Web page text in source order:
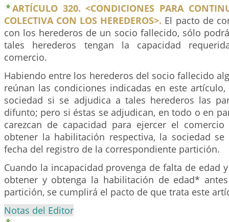
ARTÍCULO 320. <CONDICIONES PARA
COLECTIVA CON LOS HEREDEROS>. El pacto de
con los herederos de un socio fallecido, sólo
tales herederos tengan la capacidad
comercio.
Habiendo entre los herederos del socio fallecido
reúnan las condiciones indicadas en este
sociedad si se adjudica a tales herederos las
difunto; pero si éstas se adjudican, en todo o en
carezcan de capacidad para ejercer el
obtener la habilitación respectiva, la sociedad
fecha del registro de la correspondiente partición.
Cuando la incapacidad provenga de falta de edad
obtener y obtenga la habilitación de edad*
partición, se cumplirá el pacto de que trata este
Notas del Editor